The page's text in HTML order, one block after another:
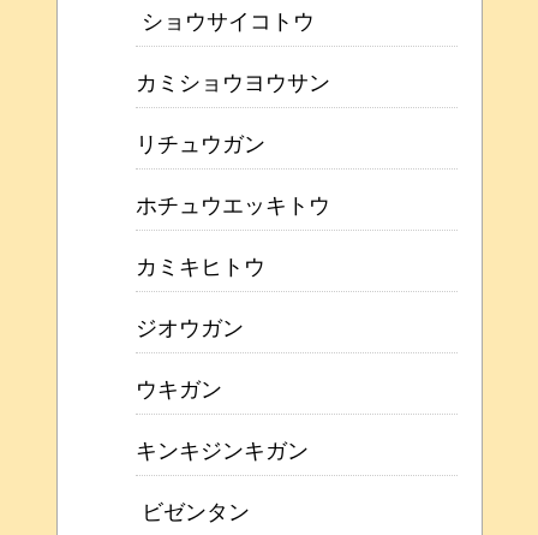
ショウサイコトウ
カミショウヨウサン
リチュウガン
ホチュウエッキトウ
カミキヒトウ
ジオウガン
ウキガン
キンキジンキガン
ビゼンタン